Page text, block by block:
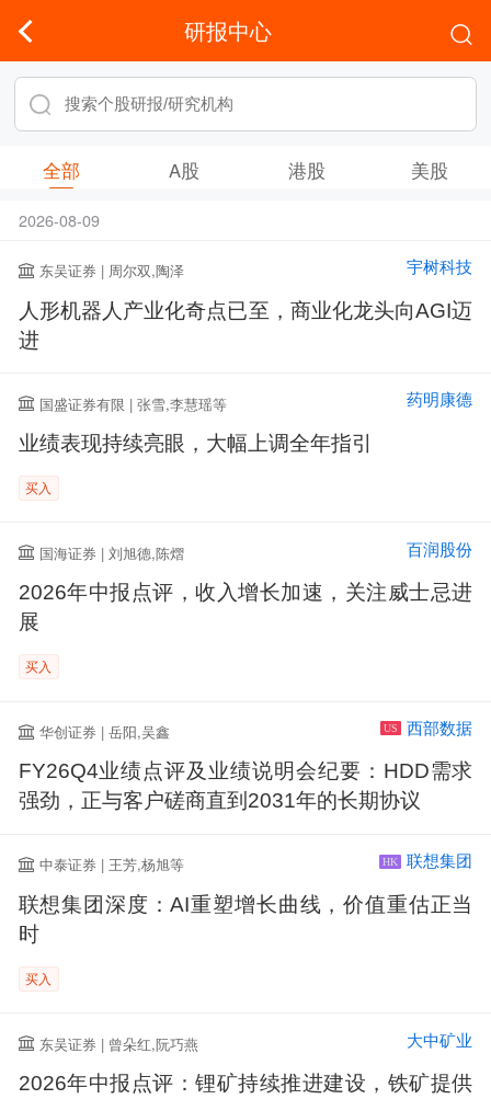
研报中心
全部 A股 港股 美股
2026-08-09
东吴证券 | 周尔双,陶泽 宇树科技
人形机器人产业化奇点已至，商业化龙头向AGI迈
进
国盛证券有限 | 张雪,李慧瑶等 药明康德
业绩表现持续亮眼，大幅上调全年指引
买入
国海证券 | 刘旭德,陈熠 百润股份
2026年中报点评，收入增长加速，关注威士忌进
展
买入
华创证券 | 岳阳,吴鑫 US 西部数据
FY26Q4业绩点评及业绩说明会纪要：HDD需求
强劲，正与客户磋商直到2031年的长期协议
中泰证券 | 王芳,杨旭等 HK 联想集团
联想集团深度：AI重塑增长曲线，价值重估正当
时
买入
东吴证券 | 曾朵红,阮巧燕 大中矿业
2026年中报点评：锂矿持续推进建设，铁矿提供